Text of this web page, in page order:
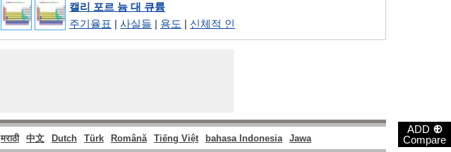
ADD ⊕
Compare
캘리 포르 늄 대 큐륨
주기율표 |사실들 | 용도 | 신체적 인
मराठी 中文 Dutch Türk Română Tiếng Việt bahasa Indonesia Jawa